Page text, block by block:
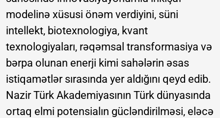
modelinə xüsusi önəm verdiyini, süni
intellekt, biotexnologiya, kvant
texnologiyaları, rəqəmsal transformasiya və
bərpa olunan enerji kimi sahələrin əsas
istiqamətlər sırasında yer aldığını qeyd edib.
Nazir Türk Akademiyasının Türk dünyasında
ortaq elmi potensialın gücləndirilməsi, eləcə